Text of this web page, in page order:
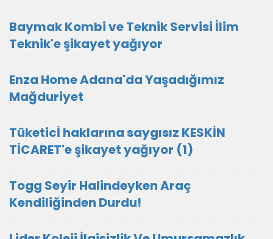
Baymak Kombi ve Teknik Servisi İlim
Teknik'e şikayet yağıyor
Enza Home Adana'da Yaşadığımız
Mağduriyet
Tüketicİ haklarına saygısız KESKİN
TİCARET'e şikayet yağıyor (1)
Togg Seyir Halindeyken Araç
Kendiliğinden Durdu!